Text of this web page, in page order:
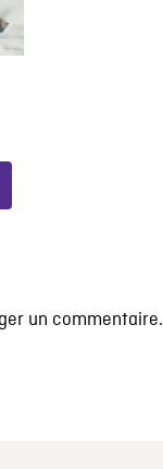
un commentaire.